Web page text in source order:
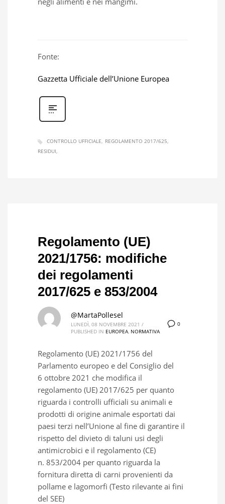
Fonte:
Gazzetta Ufficiale dell’Unione Europea
CONTROLLO UFFICIALE
REGOLAMENTO 2017/625
RESIDUI
Regolamento (UE)
2021/1756: modifiche
dei regolamenti
2017/625 e 853/2004
0
@MartaPollesel
LUNEDÌ, 08 NOVEMBRE 2021 /
PUBLISHED IN EUROPEA NORMATIVA
Regolamento (UE) 2021/1756 del
Parlamento europeo e del Consiglio del
6 ottobre 2021 che modifica il
regolamento (UE) 2017/625 per quanto
riguarda i controlli ufficiali su animali e
prodotti di origine animale esportati dai
paesi terzi nell’Unione al fine di garantire il
rispetto del divieto di taluni usi degli
antimicrobici e il regolamento (CE)
n. 853/2004 per quanto riguarda la
fornitura diretta di carni provenienti da
pollame e lagomorfi (Testo rilevante ai fini
del SEE)